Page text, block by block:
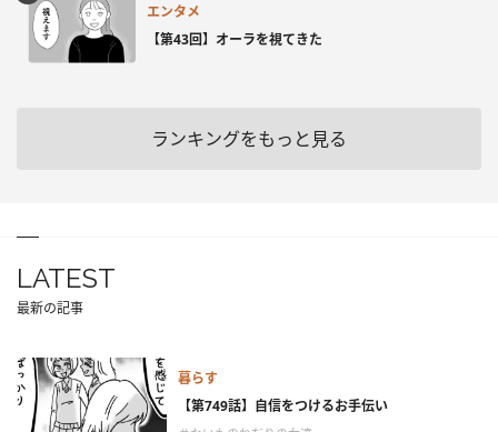
エンタメ
【第43回】オーラを視てきた
ランキングをもっと見る
LATEST
最新の記事
暮らす
【第749話】自信をつけるお手伝い